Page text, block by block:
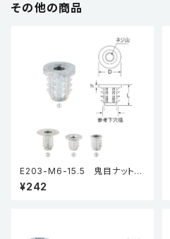
その他の商品
E203-M6-15.5 鬼目ナットB
タイプ（5個入り）
¥242